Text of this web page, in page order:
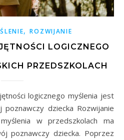
,ROZWIJANIE
LOGICZNEGO
PRZEDSZKOLACH
poznawczy dziecka Rozwijanie
w przedszkolach ma
poznawczy dziecka. Poprzez